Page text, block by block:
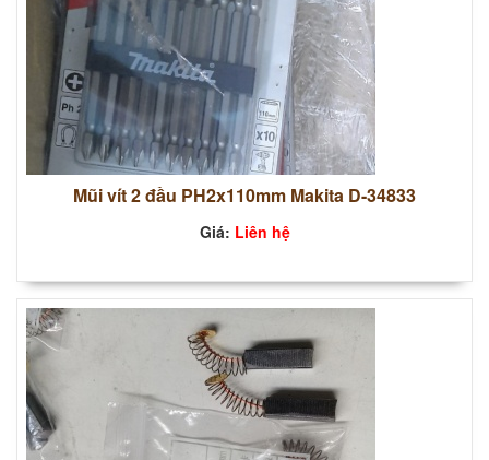
Mũi vít 2 đầu PH2x110mm Makita D-34833
Giá: Liên hệ